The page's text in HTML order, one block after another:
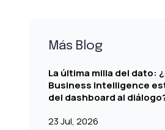
Más Blog
La última milla del dato:
Business Intelligence
del dashboard al
23 Jul, 2026